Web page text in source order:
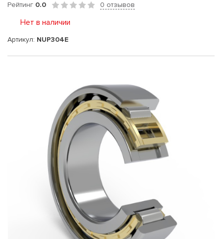
Рейтинг 0.0 0 отзывов
Нет в наличии
Артикул: NUP304E